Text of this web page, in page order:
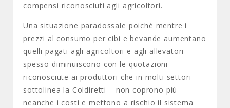
compensi riconosciuti agli agricoltori.
Una situazione paradossale poiché mentre i
prezzi al consumo per cibi e bevande aumentano
quelli pagati agli agricoltori e agli allevatori
spesso diminuiscono con le quotazioni
riconosciute ai produttori che in molti settori –
sottolinea la Coldiretti – non coprono più
neanche i costi e mettono a rischio il sistema